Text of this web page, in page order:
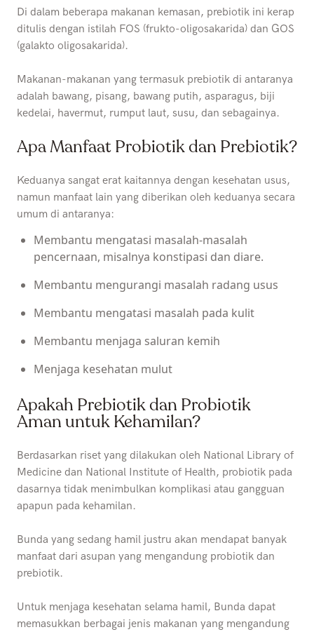
Di dalam beberapa makanan kemasan, prebiotik ini kerap
ditulis dengan istilah FOS (frukto-oligosakarida) dan GOS
(galakto oligosakarida).
Makanan-makanan yang termasuk prebiotik di antaranya
adalah bawang, pisang, bawang putih, asparagus, biji
kedelai, havermut, rumput laut, susu, dan sebagainya.
Apa Manfaat Probiotik dan Prebiotik?
Keduanya sangat erat kaitannya dengan kesehatan usus,
namun manfaat lain yang diberikan oleh keduanya secara
umum di antaranya:
Membantu mengatasi masalah-masalah
pencernaan, misalnya konstipasi dan diare.
Membantu mengurangi masalah radang usus
Membantu mengatasi masalah pada kulit
Membantu menjaga saluran kemih
Menjaga kesehatan mulut
Apakah Prebiotik dan Probiotik
Aman untuk Kehamilan?
Berdasarkan riset yang dilakukan oleh National Library of
Medicine dan National Institute of Health, probiotik pada
dasarnya tidak menimbulkan komplikasi atau gangguan
apapun pada kehamilan.
Bunda yang sedang hamil justru akan mendapat banyak
manfaat dari asupan yang mengandung probiotik dan
prebiotik.
Untuk menjaga kesehatan selama hamil, Bunda dapat
memasukkan berbagai jenis makanan yang mengandung